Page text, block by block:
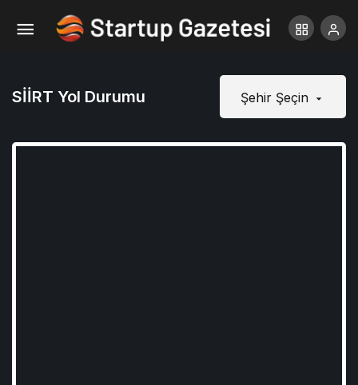
SİİRT Yol Durumu Şehir Şeçin